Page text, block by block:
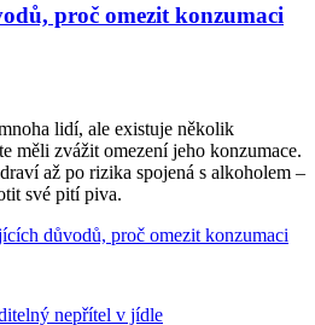
proč omezit konzumaci
lidí, ale existuje několik
měli zvážit omezení jeho konzumace.
až po rizika spojená s alkoholem –
své pití piva.
důvodů, proč omezit konzumaci